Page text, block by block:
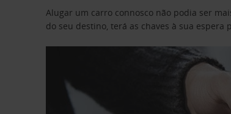
Alugar um carro connosco não podia ser
do seu destino, terá as chaves à sua espera